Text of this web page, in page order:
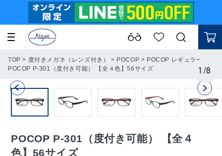
TOP > 度付きメガネ（レンズ付き） > POCOP > POCOP レギュラー
POCOP P-301（度付き可能） 【全４色】56サイズ
1/8
POCOP P-301（度付き可能） 【全４
色】56サイズ